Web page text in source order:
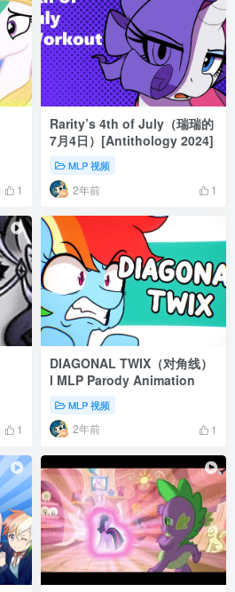
1
Rarity’s 4th of July（瑞瑞的
7月4日）[Antithology 2024]
MLP 视频
2年前 1
1
DIAGONAL TWIX（对角线）
l MLP Parody Animation
MLP 视频
2年前 1